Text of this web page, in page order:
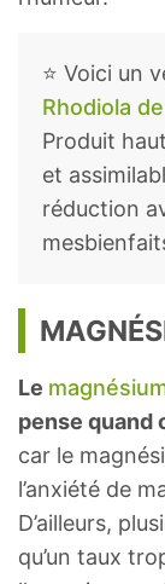
⭐ Voici un
Rhodiola
Produit
et
réduction
Le
pense quand
car le
l’anxiété de
D’ailleurs,
qu’un taux